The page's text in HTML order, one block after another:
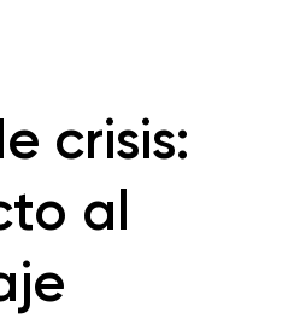
crisis:
al